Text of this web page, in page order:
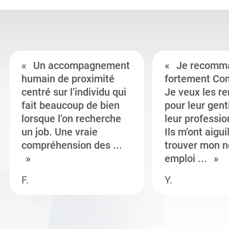
Un accompagnement
humain de proximité
centré sur l’individu qui
fait beaucoup de bien
lorsque l’on recherche
un job. Une vraie
compréhension des ...
F.
Je
fortement
Je veux les
pour leur
leur
Ils m’ont
trouver mon
emploi ...
Y.